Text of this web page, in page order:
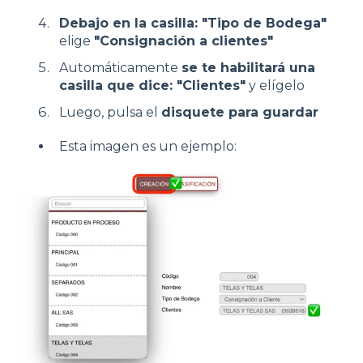
Debajo en la casilla: "Tipo de Bodega"
elige "Consignación a clientes"
Automáticamente se te habilitará una
casilla que dice: "Clientes" y elígelo
Luego, pulsa el disquete para guardar
Esta imagen es un ejemplo: